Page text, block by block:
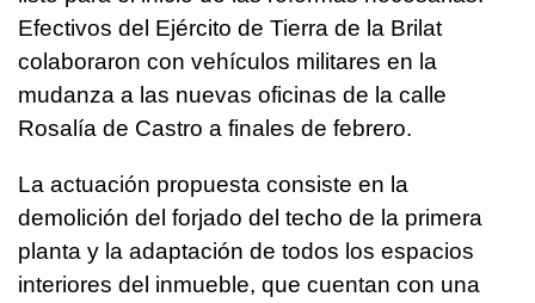
Efectivos del Ejército de Tierra de la Brilat
colaboraron con vehículos militares en la
mudanza a las nuevas oficinas de la calle
Rosalía de Castro a finales de febrero.
La actuación propuesta consiste en la
demolición del forjado del techo de la primera
planta y la adaptación de todos los espacios
interiores del inmueble, que cuentan con una